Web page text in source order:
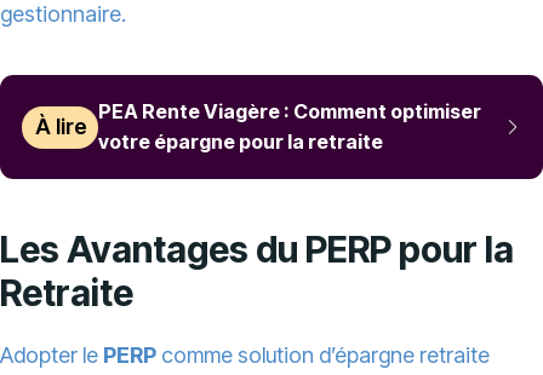
gestionnaire.
À lire
PEA Rente Viagère : Comment optimiser
votre épargne pour la retraite
Les Avantages du PERP pour la
Retraite
Adopter le PERP comme solution d’épargne retraite